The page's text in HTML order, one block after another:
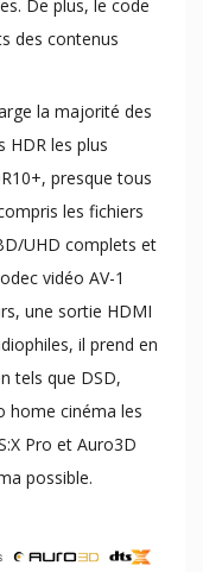
De plus, le code
des contenus
la majorité des
les plus
presque tous
les fichiers
UHD complets et
vidéo AV-1
une sortie HDMI
il prend en
tels que DSD,
home cinéma les
Pro et Auro3D
possible.